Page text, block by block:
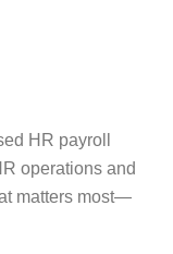
HR payroll
operations and
matters most—